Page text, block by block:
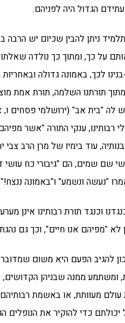
הגדול היה לפניהם.
ניתן להבין שכיום יש הרבה
על כך, ומתוך כך נולדה
לכך, באמונה גדולה
תורתנו השלמה, תורת אמת
לה "בית אב" (ירושלמי פסחים ו,
רבותינו, ענקי התורה "אשר
עוד בימיו של מרן הרב צבי
שם שמים, הם "גיבורי כח עושי
"נעשה ונשמע" ו"באמונה ננצח!"
וכנגד תורת רבותינו אינן
"מפיהם אנו חיים", וכך גם
להגיב הפעם היא משום
ומשתמע ממנה שבניהן
מעוותת, או באשמת
כדי להוקיר את הנופלים